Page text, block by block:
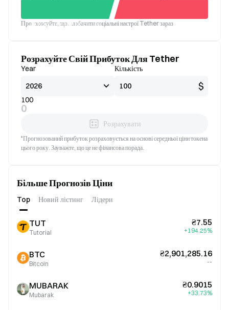
Хороший Поганий
Проголосуйте, щоб побачити соціальні настрої Tether зараз
Розрахуйте Свій Прибуток Для Tether
Year Кількість
$
100
0
Розрахувати
*Прогнозований прибуток розраховується на основі середньої ціни токена
цього року. Зауважте, що це не фінансова порада.
Більше Прогнозів Ціни
Top Новий лістинг Лідери
TUT
Tutorial
₴7.55
+194.25%
BTC
Bitcoin
₴2,901,285.16
--
MUBARAK
Mubarak
₴0.9015
+33.73%